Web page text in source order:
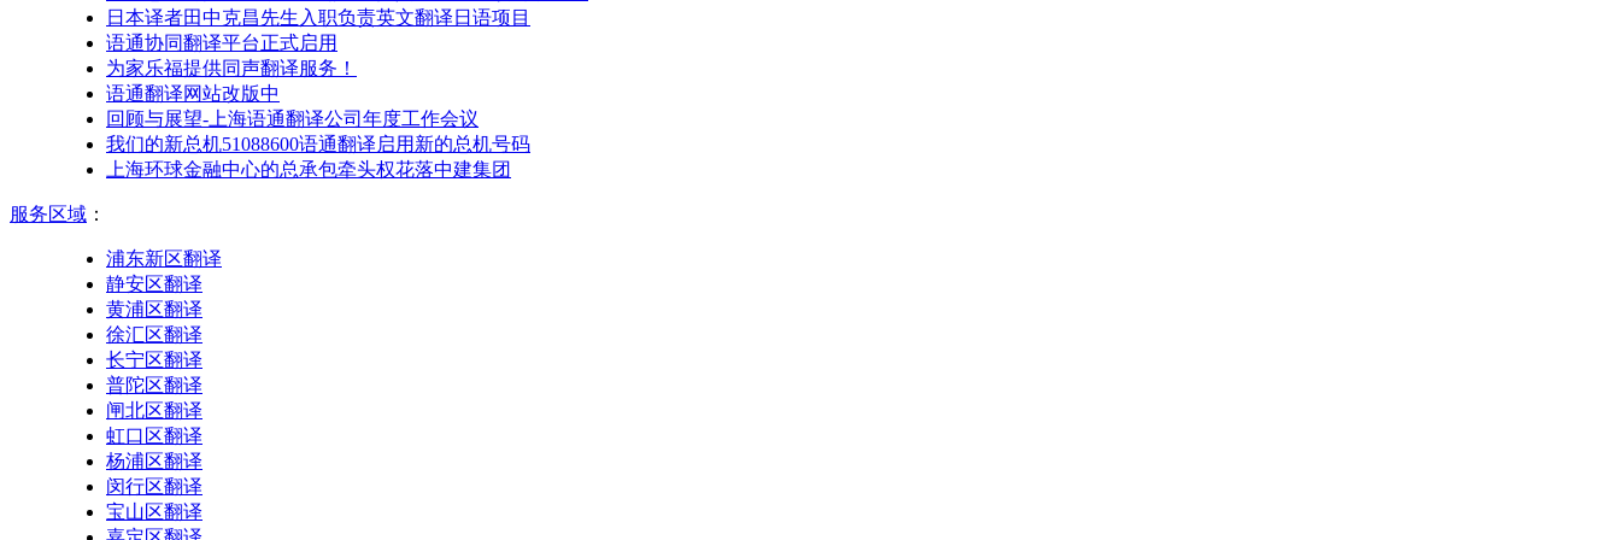
日本译者田中克昌先生入职负责英文翻译日语项目
语通协同翻译平台正式启用
为家乐福提供同声翻译服务！
语通翻译网站改版中
回顾与展望-上海语通翻译公司年度工作会议
我们的新总机51088600语通翻译启用新的总机号码
上海环球金融中心的总承包牵头权花落中建集团
服务区域 ：
浦东新区翻译
静安区翻译
黄浦区翻译
徐汇区翻译
长宁区翻译
普陀区翻译
闸北区翻译
虹口区翻译
杨浦区翻译
闵行区翻译
宝山区翻译